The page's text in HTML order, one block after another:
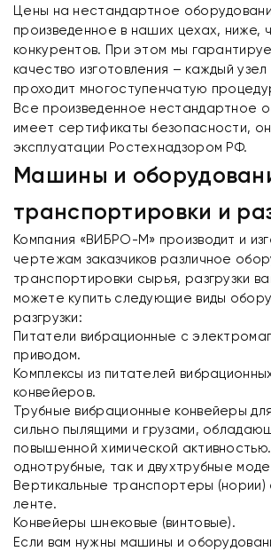
Цены на нестандартное
произведенное в наших цехах, ниже,
конкурентов. При этом мы
качество изготовления – каждый
проходит многоступенчатую
Все произведенное нестандартное
имеет сертификаты безопасности,
эксплуатации Ростехнадзором РФ.
Машины и
транспортировки и
Компания «ВИБРО-М» производит и
чертежам заказчиков различное
транспортировки сырья, разгрузки
можете купить следующие виды
разгрузки:
Питатели вибрационные с
приводом.
Комплексы из питателей
конвейеров.
Трубные вибрационные конвейеры
сильно пылящими и грузами,
повышенной химической
однотрубные, так и двухтрубные
Вертикальные транспортеры (нории)
ленте.
Конвейеры шнековые (винтовые).
Если вам нужны машины и